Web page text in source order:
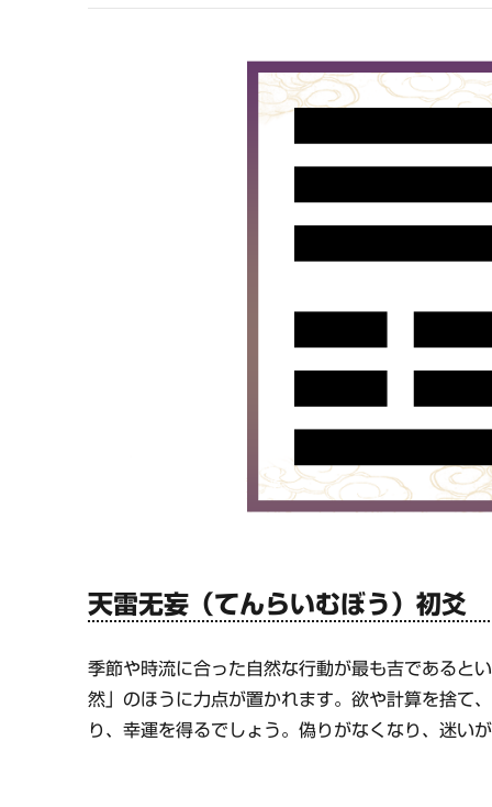
天雷无妄（てんらいむぼう）初爻
季節や時流に合った自然な行動が最も吉であると
然」のほうに力点が置かれます。欲や計算を捨て
り、幸運を得るでしょう。偽りがなくなり、迷い